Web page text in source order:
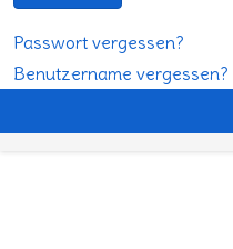
Passwort vergessen?
Benutzername vergessen?